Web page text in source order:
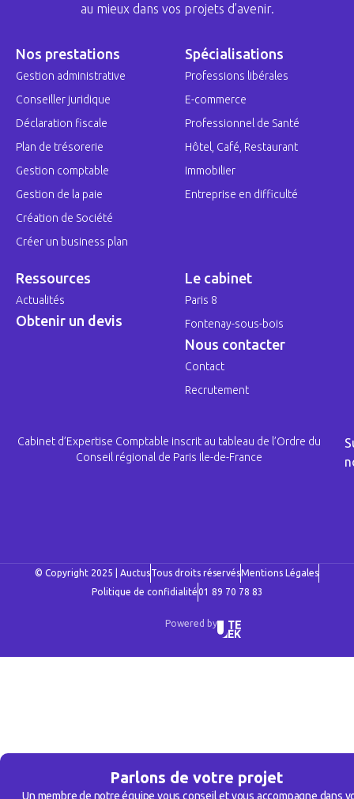
Parlons de votre projet
Un membre de notre équipe vous conseil et vous accompagne dans
au mieux dans vos projets d’avenir.
Nos prestations
Gestion administrative
Conseiller juridique
Déclaration fiscale
Plan de trésorerie
Gestion comptable
Gestion de la paie
Création de Société
Créer un business plan
Spécialisations
Professions libérales
E-commerce
Professionnel de Santé
Hôtel, Café, Restaurant
Immobilier
Entreprise en difficulté
Ressources
Actualités
Obtenir un devis
Le cabinet
Paris 8
Fontenay-sous-bois
Nous contacter
Contact
Recrutement
Cabinet d’Expertise Comptable inscrit au tableau de l’Ordre du
Conseil régional de Paris Ile-de-France
© Copyright 2025 | AuctusTous droits réservésMentions Légales
Politique de confidialité01 89 70 78 83
Powered by